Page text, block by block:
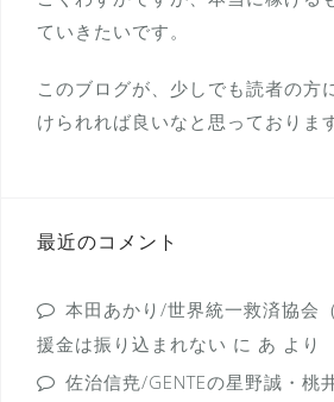
ていきたいです。
このブログが、少しでも読者の方
けられれば良いなと思っておりま
最近のコメント
本田あかり/世界統一救済協会
援金は振り込まれない に あ より
佐治信尭/GENTEの星野誠・桃